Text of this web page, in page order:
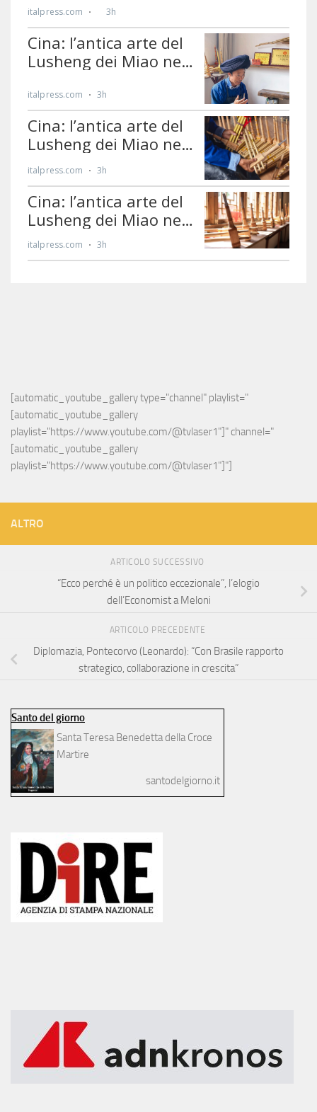
[automatic_youtube_gallery type="channel" playlist="
[automatic_youtube_gallery
playlist="https://www.youtube.com/@tvlaser1"]" channel="
[automatic_youtube_gallery
playlist="https://www.youtube.com/@tvlaser1"]"]
ALTRO
ARTICOLO SUCCESSIVO
“Ecco perché è un politico eccezionale”, l’elogio
dell’Economist a Meloni
ARTICOLO PRECEDENTE
Diplomazia, Pontecorvo (Leonardo): “Con Brasile rapporto
strategico, collaborazione in crescita”
Santo del giorno
Santa Teresa Benedetta della Croce
Martire
santodelgiorno.it